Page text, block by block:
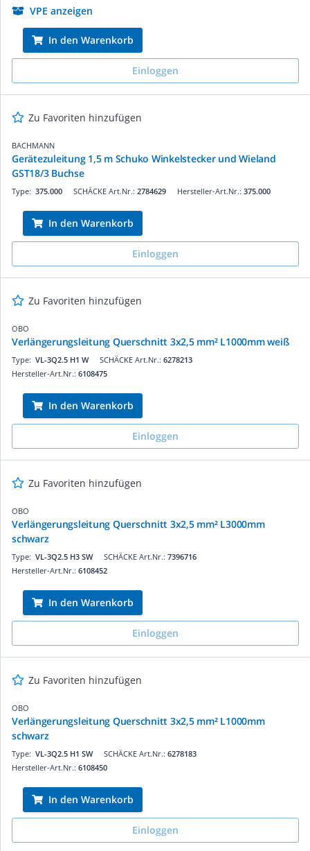
VPE anzeigen
In den Warenkorb
Einloggen
Zu Favoriten hinzufügen
BACHMANN
Gerätezuleitung 1,5 m Schuko Winkelstecker und Wieland
GST18/3 Buchse
SCHÄCKE Art.Nr.: 2784629
Type: 375.000 Hersteller-Art.Nr.: 375.000
In den Warenkorb
Einloggen
Zu Favoriten hinzufügen
OBO
Verlängerungsleitung Querschnitt 3x2,5 mm² L1000mm weiß
SCHÄCKE Art.Nr.: 6278213
Type: VL-3Q2.5 H1 W
Hersteller-Art.Nr.: 6108475
In den Warenkorb
Einloggen
Zu Favoriten hinzufügen
OBO
Verlängerungsleitung Querschnitt 3x2,5 mm² L3000mm
schwarz
SCHÄCKE Art.Nr.: 7396716
Type: VL-3Q2.5 H3 SW
Hersteller-Art.Nr.: 6108452
In den Warenkorb
Einloggen
Zu Favoriten hinzufügen
OBO
Verlängerungsleitung Querschnitt 3x2,5 mm² L1000mm
schwarz
SCHÄCKE Art.Nr.: 6278183
Type: VL-3Q2.5 H1 SW
Hersteller-Art.Nr.: 6108450
In den Warenkorb
Einloggen